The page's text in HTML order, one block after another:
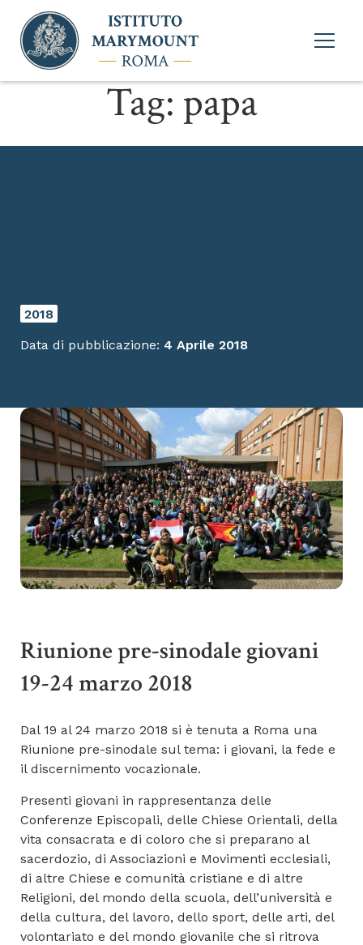
Apri
menu
Tag: papa
2018
Data di pubblicazione: 4 Aprile 2018
Riunione pre-sinodale giovani
19-24 marzo 2018
Dal 19 al 24 marzo 2018 si è tenuta a Roma una
Riunione pre-sinodale sul tema: i giovani, la fede e
il discernimento vocazionale.
Presenti giovani in rappresentanza delle
Conferenze Episcopali, delle Chiese Orientali, della
vita consacrata e di coloro che si preparano al
sacerdozio, di Associazioni e Movimenti ecclesiali,
di altre Chiese e comunità cristiane e di altre
Religioni, del mondo della scuola, dell’università e
della cultura, del lavoro, dello sport, delle arti, del
volontariato e del mondo giovanile che si ritrova